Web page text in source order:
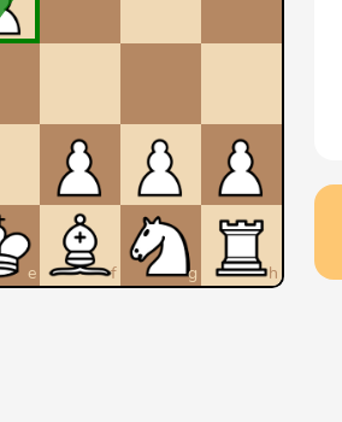
e f g h